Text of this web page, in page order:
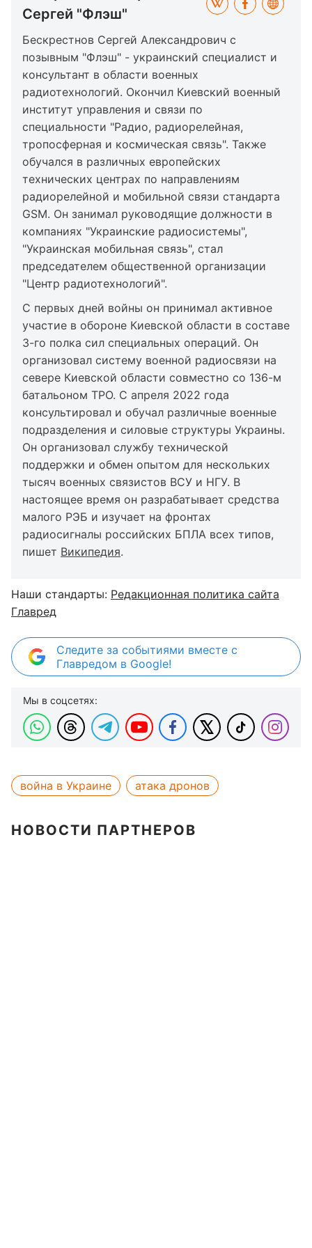
Сергей "Флэш"
Бескрестнов Сергей Александрович с
позывным "Флэш" - украинский специалист и
консультант в области военных
радиотехнологий. Окончил Киевский военный
институт управления и связи по
специальности "Радио, радиорелейная,
тропосферная и космическая связь". Также
обучался в различных европейских
технических центрах по направлениям
радиорелейной и мобильной связи стандарта
GSM. Он занимал руководящие должности в
компаниях "Украинские радиосистемы",
"Украинская мобильная связь", стал
председателем общественной организации
"Центр радиотехнологий".
С первых дней войны он принимал активное
участие в обороне Киевской области в составе
3-го полка сил специальных операций. Он
организовал систему военной радиосвязи на
севере Киевской области совместно со 136-м
батальоном ТРО. С апреля 2022 года
консультировал и обучал различные военные
подразделения и силовые структуры Украины.
Он организовал службу технической
поддержки и обмен опытом для нескольких
тысяч военных связистов ВСУ и НГУ. В
настоящее время он разрабатывает средства
малого РЭБ и изучает на фронтах
радиосигналы российских БПЛА всех типов,
пишет Википедия.
Наши стандарты: Редакционная политика сайта
Главред
Следите за событиями вместе с
Главредом в Google!
Мы в соцсетях:
война в Украине атака дронов
НОВОСТИ ПАРТНЕРОВ